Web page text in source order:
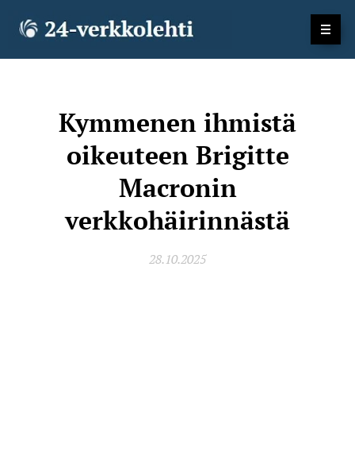
Kymmenen ihmistä
oikeuteen Brigitte
Macronin
verkkohäirinnästä
28.10.2025